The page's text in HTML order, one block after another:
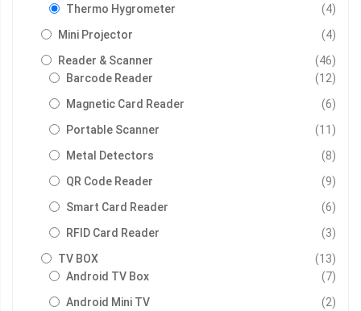
Thermo Hygrometer 4รายก
Mini Projector 4รายก
Reader & Scanner 46รายก
Barcode Reader
12รายก
Magnetic Card Reader 6รายก
Portable Scanner 11 รายก
Metal Detectors 8รายก
QR Code Reader 9รายก
Smart Card Reader 6รายก
RFID Card Reader 3รายก
TV BOX 13รายก
Android TV Box
7รายก
Android Mini TV 2รายก